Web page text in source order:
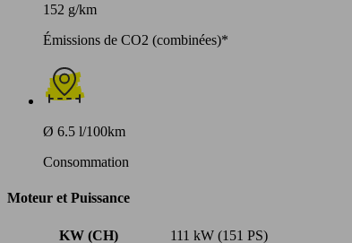
152 g/km
Émissions de CO2 (combinées)*
Ø 6.5 l/100km
Consommation
Moteur et Puissance
KW (CH)
111 kW (151 PS)